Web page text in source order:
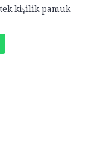
tek kişilik pamuk